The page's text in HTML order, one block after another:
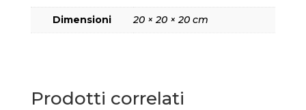
Dimensioni 20 × 20 × 20 cm
Prodotti correlati